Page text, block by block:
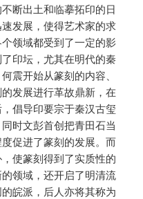
断出土和临摹拓印的日
发展，使得艺术家的求
领域都受到了一定的影
印坛，尤其在明代的秦
震开始从篆刻的内容、
发展进行革故鼎新，在
倡导印要宗于秦汉古玺
时文彭首创把青田石当
促进了篆刻的发展。而
使篆刻得到了实质性的
领域，还开启了明清流
皖派，后人亦将其称为